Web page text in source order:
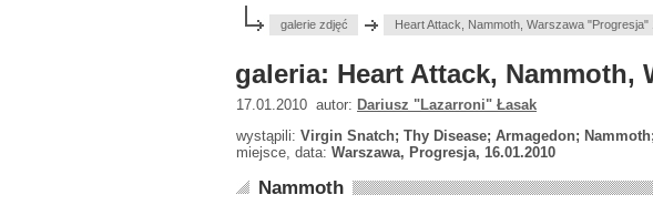
galerie zdjęć Heart Attack, Nammoth, Warszawa "Progresja"
galeria: Heart Attack, Nammoth,
17.01.2010 autor: Dariusz "Lazarroni" Łasak
wystąpili: Virgin Snatch; Thy Disease; Armagedon;
miejsce, data: Warszawa, Progresja, 16.01.2010
Nammoth